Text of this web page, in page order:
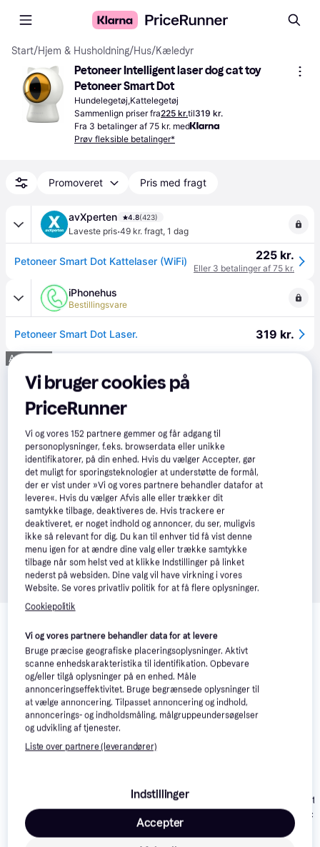
Start/Hjem & Husholdning/Hus/Kæledyr
Petoneer Intelligent laser dog cat toy
Petoneer Smart Dot
Hundelegetøj,Kattelegetøj
Sammenlign priser fra225 kr.til319 kr.
Fra 3 betalinger af 75 kr. med
Prøv fleksible betalinger*
Promoveret Pris med fragt
avXperten 4.8(423)
Laveste pris·49 kr. fragt, 1 dag
Petoneer Smart Dot Kattelaser (WiFi) 225 kr.
Eller 3 betalinger af 75 kr.
iPhonehus
Bestillingsvare
Petoneer Smart Dot Laser. 319 kr.
Annonce
Relaterede produkter
Se vores forslag til andre produkter, der matcher dine
interesser. Vis alle
-9 kr.
Trixie Balls
Bumps 4-pack
Vi bruger cookies på
PriceRunner
Vi og vores152 partnere gemmer og får adgang til
personoplysninger, f.eks. browserdata eller unikke
identifikatorer, på din enhed. Hvis du vælger Accepter, gør
det muligt for sporingsteknologier at understøtte de formål,
der er vist under »Vi og vores partnere behandler datafor at
levere«. Hvis du vælger Afvis alle eller trækker dit
samtykke tilbage, deaktiveres de. Hvis trackere er
deaktiveret, er noget indhold og annoncer, du ser, muligvis
ikke så relevant for dig. Du kan til enhver tid få vist denne
menu igen for at ændre dine valg eller trække samtykke
tilbage når som helst ved at klikke Indstillinger på linket
nederst på websiden. Dine valg vil have virkning i vores
Website. Se vores privatliv politik for at få flere oplysninger.
Cookiepolitik
Vi og vores partnere behandler data for at levere
Bruge præcise geografiske placeringsoplysninger. Aktivt
scanne enhedskarakteristika til identifikation. Opbevare
og/eller tilgå oplysninger på en enhed. Måle
annonceringseffektivitet. Bruge begrænsede oplysninger til
at vælge annoncering. Tilpasset annoncering og indhold,
annoncerings- og indholdsmåling, målgruppeundersøgelser
og udvikling af tjenester.
Liste over partnere (leverandører)
Indstillinger
Accepter